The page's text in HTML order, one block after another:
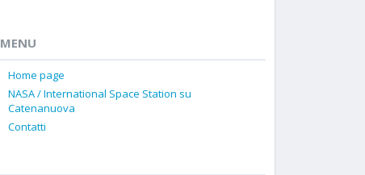
MENU
Home page
NASA / International Space Station su
Catenanuova
Contatti